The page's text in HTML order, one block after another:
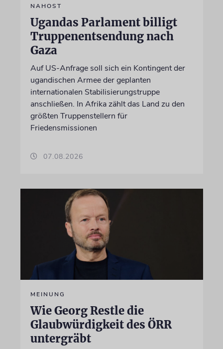
NAHOST
Ugandas Parlament billigt
Truppenentsendung nach
Gaza
Auf US-Anfrage soll sich ein Kontingent der
ugandischen Armee der geplanten
internationalen Stabilisierungstruppe
anschließen. In Afrika zählt das Land zu den
größten Truppenstellern für
Friedensmissionen
07.08.2026
MEINUNG
Wie Georg Restle die
Glaubwürdigkeit des ÖRR
untergräbt